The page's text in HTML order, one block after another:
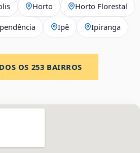
Horto Horto Florestal
Ipê Ipiranga
OS 253 BAIRROS